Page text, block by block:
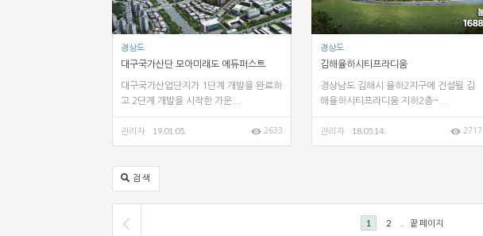
경상도
대구국가산단 모아미래도 에듀퍼스트
대구국가산업단지가 1단계 개발을 완료하
고 2단계 개발을 시작한 가운...
관리자 19.01.05. 2633
경상도
김해율하시티프라디움
경상남도 김해시 율하2지구에 건설될 김
해율하시티프라디움 지하2층~...
관리자 18.05.14. 2717
검색
1 2 끝 페이지